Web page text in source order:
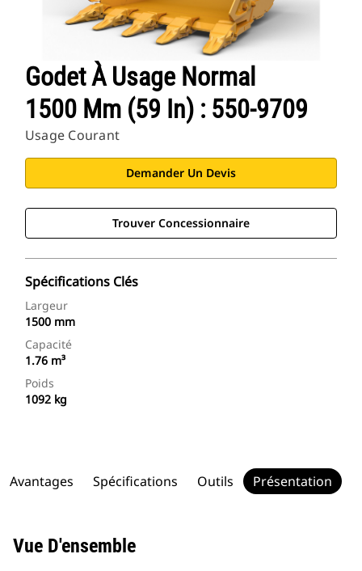
Godet À Usage Normal
1500 Mm (59 In) : 550-9709
Usage Courant
Demander Un Devis
Trouver Concessionnaire
Spécifications Clés
Largeur
1500 mm
Capacité
1.76 m³
Poids
1092 kg
Avantages Spécifications Outils Présentation
Vue D'ensemble